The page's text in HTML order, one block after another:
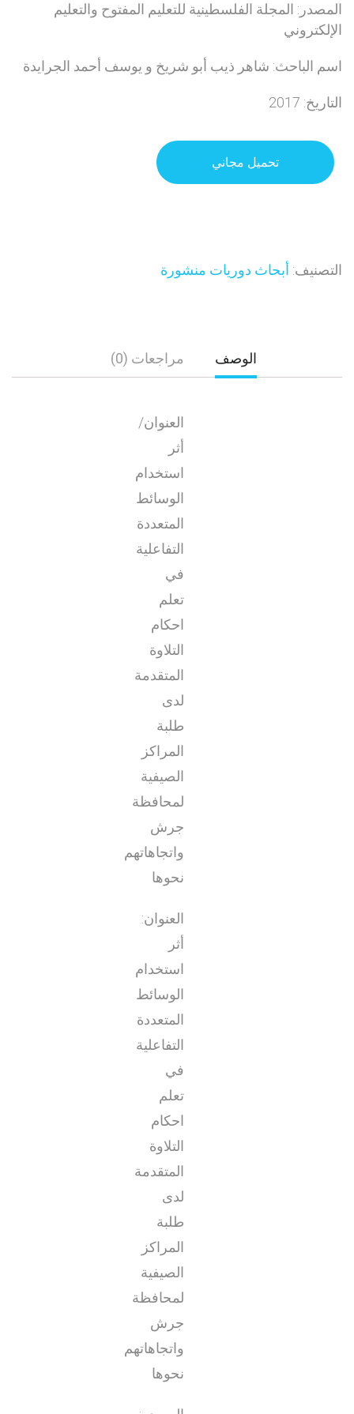
المصدر: المجلة الفلسطينية للتعليم المفتوح والتعليم
الإلكتروني
اسم الباحث: شاهر ذيب أبو شريخ و يوسف أحمد الجرايدة
التاريخ: 2017
تحميل مجاني
التصنيف: أبحاث دوريات منشورة
الوصف مراجعات (0)
العنوان/
أثر
استخدام
الوسائط
المتعددة
التفاعلية
في
تعلم
احكام
التلاوة
المتقدمة
لدى
طلبة
المراكز
الصيفية
لمحافظة
جرش
واتجاهاتهم
نحوها
العنوان:
أثر
استخدام
الوسائط
المتعددة
التفاعلية
في
تعلم
احكام
التلاوة
المتقدمة
لدى
طلبة
المراكز
الصيفية
لمحافظة
جرش
واتجاهاتهم
نحوها